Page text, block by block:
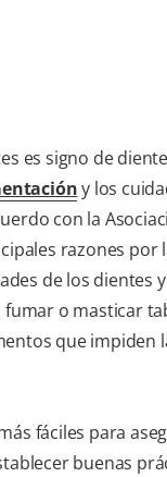
es signo de
y los
con la
razones por
de los dientes
fumar o masticar
que impiden
fáciles para
buenas